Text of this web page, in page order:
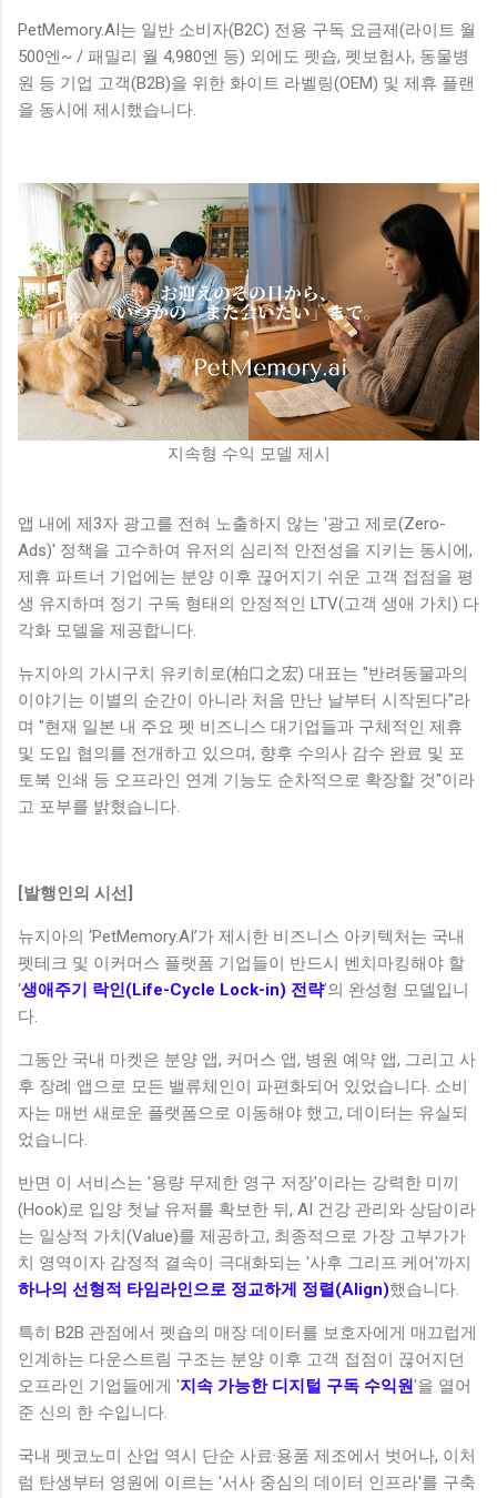
PetMemory.AI는 일반 소비자(B2C) 전용 구독 요금제(라이트 월
500엔~ / 패밀리 월 4,980엔 등) 외에도 펫숍, 펫보험사, 동물병
원 등 기업 고객(B2B)을 위한 화이트 라벨링(OEM) 및 제휴 플랜
을 동시에 제시했습니다.
지속형 수익 모델 제시
앱 내에 제3자 광고를 전혀 노출하지 않는 '광고 제로(Zero-
Ads)' 정책을 고수하여 유저의 심리적 안전성을 지키는 동시에,
제휴 파트너 기업에는 분양 이후 끊어지기 쉬운 고객 접점을 평
생 유지하며 정기 구독 형태의 안정적인 LTV(고객 생애 가치) 다
각화 모델을 제공합니다.
뉴지아의 가시구치 유키히로(柏口之宏) 대표는 "반려동물과의
이야기는 이별의 순간이 아니라 처음 만난 날부터 시작된다"라
며 "현재 일본 내 주요 펫 비즈니스 대기업들과 구체적인 제휴
및 도입 협의를 전개하고 있으며, 향후 수의사 감수 완료 및 포
토북 인쇄 등 오프라인 연계 기능도 순차적으로 확장할 것"이라
고 포부를 밝혔습니다.
[발행인의 시선]
뉴지아의 ‘PetMemory.AI’가 제시한 비즈니스 아키텍처는 국내
펫테크 및 이커머스 플랫폼 기업들이 반드시 벤치마킹해야 할
‘생애주기 락인(Life-Cycle Lock-in) 전략’의 완성형 모델입니
다.
그동안 국내 마켓은 분양 앱, 커머스 앱, 병원 예약 앱, 그리고 사
후 장례 앱으로 모든 밸류체인이 파편화되어 있었습니다. 소비
자는 매번 새로운 플랫폼으로 이동해야 했고, 데이터는 유실되
었습니다.
반면 이 서비스는 '용량 무제한 영구 저장'이라는 강력한 미끼
(Hook)로 입양 첫날 유저를 확보한 뒤, AI 건강 관리와 상담이라
는 일상적 가치(Value)를 제공하고, 최종적으로 가장 고부가가
치 영역이자 감정적 결속이 극대화되는 '사후 그리프 케어'까지
하나의 선형적 타임라인으로 정교하게 정렬(Align)했습니다.
특히 B2B 관점에서 펫숍의 매장 데이터를 보호자에게 매끄럽게
인계하는 다운스트림 구조는 분양 이후 고객 접점이 끊어지던
오프라인 기업들에게 '지속 가능한 디지털 구독 수익원'을 열어
준 신의 한 수입니다.
국내 펫코노미 산업 역시 단순 사료·용품 제조에서 벗어나, 이처
럼 탄생부터 영원에 이르는 '서사 중심의 데이터 인프라'를 구축